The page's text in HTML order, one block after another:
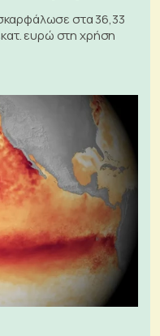
στα 36,33
ευρώ στη χρήση